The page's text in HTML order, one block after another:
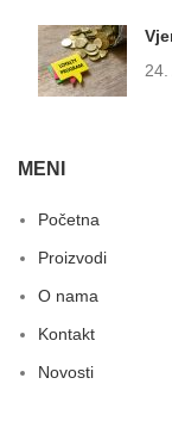
24.
MENI
Početna
Proizvodi
O nama
Kontakt
Novosti